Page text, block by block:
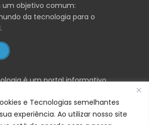
e Tecnologias semelhantes
experiência. Ao utilizar nosso site
objetivo comum:
da tecnologia para o
é um portal informativo
afiliados listados. Não nos
pela comercialização, entrega ou